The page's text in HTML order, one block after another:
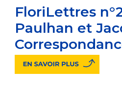
FloriLettres
Paulhan et